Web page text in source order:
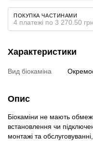
ПОКУПКА ЧАСТИНАМИ
4 платежі по 3 270.50 грн
Характеристики
Вид біокаміна
Опис
Біокаміни не мають
встановлення чи
монтажі та